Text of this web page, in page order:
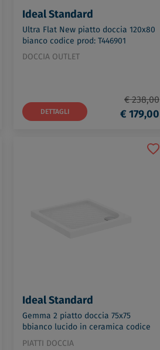
Ideal Standard
Ultra Flat New piatto doccia 120x80
bianco codice prod: T446901
DOCCIA OUTLET
DETTAGLI
€ 238,00
€ 179,00
Ideal Standard
Gemma 2 piatto doccia 75x75
bbianco lucido in ceramica codice
prod: T468601
PIATTI DOCCIA